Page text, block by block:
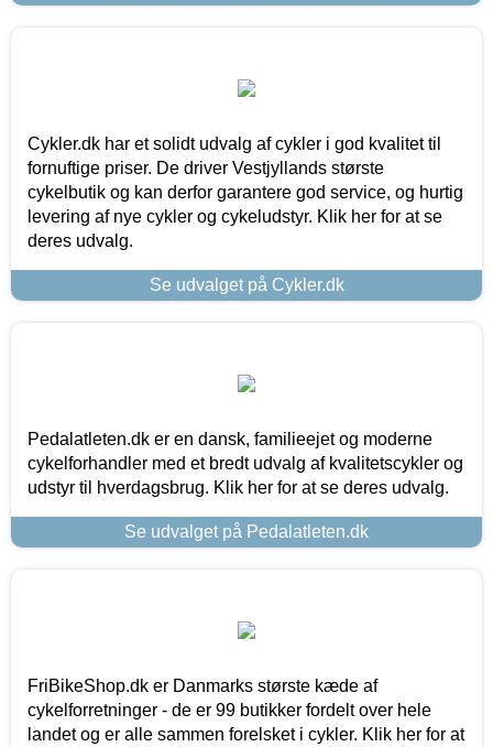
Cykler.dk har et solidt udvalg af cykler i god kvalitet til
fornuftige priser. De driver Vestjyllands største
cykelbutik og kan derfor garantere god service, og hurtig
levering af nye cykler og cykeludstyr. Klik her for at se
deres udvalg.
Se udvalget på Cykler.dk
Pedalatleten.dk er en dansk, familieejet og moderne
cykelforhandler med et bredt udvalg af kvalitetscykler og
udstyr til hverdagsbrug. Klik her for at se deres udvalg.
Se udvalget på Pedalatleten.dk
FriBikeShop.dk er Danmarks største kæde af
cykelforretninger - de er 99 butikker fordelt over hele
landet og er alle sammen forelsket i cykler. Klik her for at